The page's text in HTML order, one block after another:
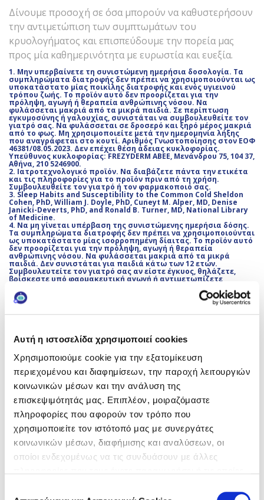
Αυτή η ιστοσελίδα χρησιμοποιεί cookies
Χρησιμοποιούμε cookie για την εξατομίκευση
περιεχομένου και διαφημίσεων, την παροχή λειτουργιών
κοινωνικών μέσων και την ανάλυση της
επισκεψιμότητάς μας. Επιπλέον, μοιραζόμαστε
πληροφορίες που αφορούν τον τρόπο που
χρησιμοποιείτε τον ιστότοπό μας με συνεργάτες
κοινωνικών μέσων, διαφήμισης και αναλύσεων, οι
οποίοι ενδεχομένως να τις συνδυάσουν με άλλες
Δίνουμε προσοχή σε όσα μπορούν να καθυστερήσουν
την αντιμετώπιση των συμπτωμάτων του
κρυολογήματος και επισπεύδουμε την πορεία μας
προς μία καθημερινότητα με ευρωστία και ευεξία.
1. Μην υπερβαίνετε τη συνιστώμενη ημερήσια δοσολογία. Τα
συμπληρώματα διατροφής δεν πρέπει να χρησιμοποιούνται ως
υποκατάστατο μίας ποικίλης διατροφής και ενός υγιεινού
τρόπου ζωής. Το προϊόν αυτό δεν προορίζεται για την
πρόληψη, αγωγή ή θεραπεία ανθρώπινης νόσου. Να
φυλάσσεται μακριά από τα μικρά παιδιά. Σε περίπτωση
εγκυμοσύνης ή γαλουχίας, συνιστάται να συμβουλευθείτε τον
γιατρό σας. Να φυλάσσεται σε δροσερό και ξηρό μέρος μακριά
από το φως. Μη χρησιμοποιείτε μετά την ημερομηνία λήξης
που αναγράφεται στο κουτί. Αριθμός Γνωστοποίησης στον ΕΟΦ
46381/08.05.2023. Δεν επέχει θέση άδειας κυκλοφορίας.
Υπεύθυνος κυκλοφορίας: FREZYDERM ΑΒΕΕ, Μενάνδρου 75, 104 37,
Αθήνα, 210 5246900.
2. Ιατροτεχνολογικό προϊόν. Να διαβάζετε πάντα την ετικέτα
και τις πληροφορίες για το προϊόν πριν από τη χρήση.
Συμβουλευθείτε τον γιατρό ή τον φαρμακοποιό σας.
3. Sleep Habits and Susceptibility to the Common Cold Sheldon
Cohen, PhD, William J. Doyle, PhD, Cuneyt M. Alper, MD, Denise
Janicki-Deverts, PhD, and Ronald B. Turner, MD, National Library
of Medicine.
4. Να μη γίνεται υπέρβαση της συνιστώμενης ημερήσια δόσης.
Τα συμπληρώματα διατροφής δεν πρέπει να χρησιμοποιούνται
ως υποκατάστατο μίας ισορροπημένη δίαιτας. Το προϊόν αυτό
δεν προορίζεται για την πρόληψη, αγωγή ή θεραπεία
ανθρώπινης νόσου. Να φυλάσσεται μακριά από τα μικρά
παιδιά. Δεν συνιστάται για παιδιά κάτω των 12 ετών.
Συμβουλευτείτε τον γιατρό σας αν είστε έγκυος, θηλάζετε,
βρίσκεστε υπό φαρμακευτική αγωγή ή αντιμετωπίζετε
λήξης που αναγράφεται στο κάτω μέρος της συσκευασίας. Aρ.
Γνωστοποίησης ΕΟΦ 115400/01.11.2022. Δεν επέχει θέση άδειας
Μενάνδρου 75, 104 37, Αθήνα, 210 5246900.
Θέλεις να λαμβάνεις τα
άρθρα του μήνα στο inbox
σου;
Κάνε εγγραφή στο newsletter
της Frezyderm!